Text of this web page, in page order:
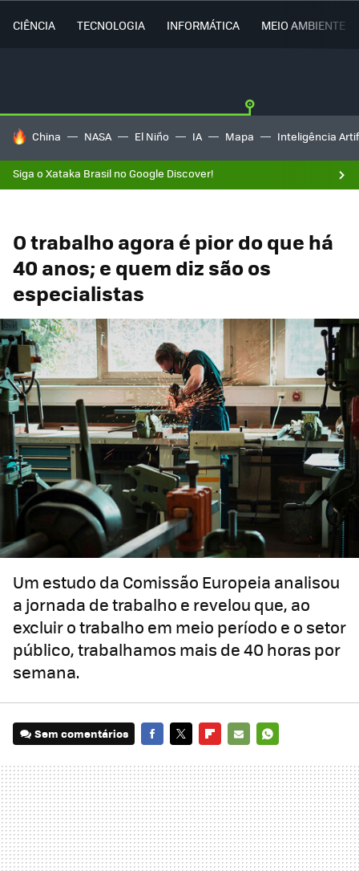
CIÊNCIA TECNOLOGIA INFORMÁTICA MEIO AMBIENTE
TENDÊNCIAS DO DIA
China NASA El Niño IA Mapa Inteligência
Siga o Xataka Brasil no Google Discover!
O trabalho agora é pior do que há
40 anos; e quem diz são os
especialistas
Um estudo da Comissão Europeia analisou
a jornada de trabalho e revelou que, ao
excluir o trabalho em meio período e o setor
público, trabalhamos mais de 40 horas por
semana.
Sem comentários
MAIL